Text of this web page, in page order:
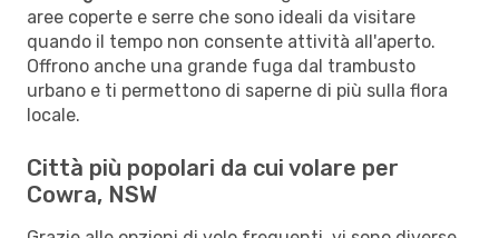
aree coperte e serre che sono ideali da visitare
quando il tempo non consente attività all'aperto.
Offrono anche una grande fuga dal trambusto
urbano e ti permettono di saperne di più sulla flora
locale.
Città più popolari da cui volare per
Cowra, NSW